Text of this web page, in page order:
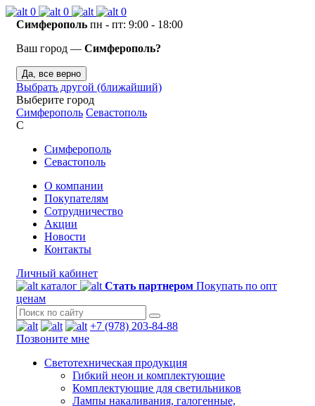
0 0
0
Симферополь пн - пт: 9:00 - 18:00
Ваш город — Симферополь?
Да, все верно
Выбрать другой (ближайший)
Выберите город
Симферополь Севастополь
С
Симферополь
Севастополь
О компании
Покупателям
Сотрудничество
Акции
Новости
Контакты
Личный кабинет
каталог
Стать партнером Покупать по опт
ценам
+7 (978) 203-84-88
Позвоните мне
Светотехническая продукция
Гибкий неон и комплектующие
Комплектующие для светильников
Лампы накаливания, галогенные,